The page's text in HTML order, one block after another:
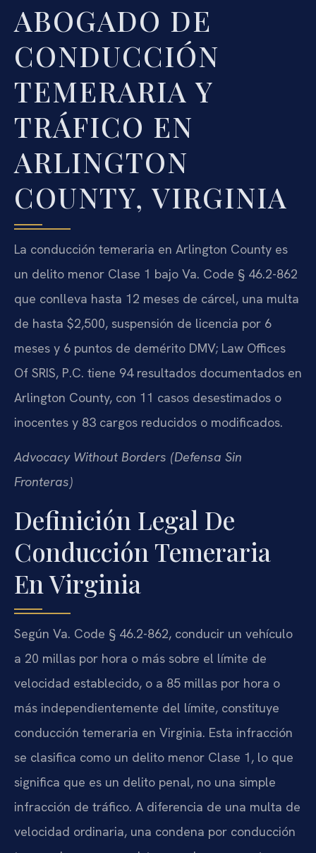
ABOGADO DE
CONDUCCIÓN
TEMERARIA Y
TRÁFICO EN
ARLINGTON
COUNTY, VIRGINIA
La conducción temeraria en Arlington County es
un delito menor Clase 1 bajo Va. Code § 46.2-862
que conlleva hasta 12 meses de cárcel, una multa
de hasta $2,500, suspensión de licencia por 6
meses y 6 puntos de demérito DMV; Law Offices
Of SRIS, P.C. tiene 94 resultados documentados en
Arlington County, con 11 casos desestimados o
inocentes y 83 cargos reducidos o modificados.
Advocacy Without Borders (Defensa Sin
Fronteras)
Definición Legal De
Conducción Temeraria
En Virginia
Según Va. Code § 46.2-862, conducir un vehículo
a 20 millas por hora o más sobre el límite de
velocidad establecido, o a 85 millas por hora o
más independientemente del límite, constituye
conducción temeraria en Virginia. Esta infracción
se clasifica como un delito menor Clase 1, lo que
significa que es un delito penal, no una simple
infracción de tráfico. A diferencia de una multa de
velocidad ordinaria, una condena por conducción